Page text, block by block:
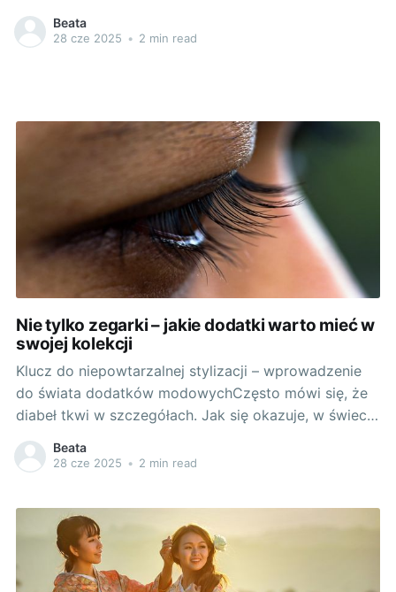
że sposób, w jaki się ubierasz, niejako zawiera
pewien przekaz. Czy jesteś osobą elegancką,
Beata
28 cze 2025 • 2 min read
Nie tylko zegarki – jakie dodatki warto mieć w
swojej kolekcji
Klucz do niepowtarzalnej stylizacji – wprowadzenie
do świata dodatków modowychCzęsto mówi się, że
diabeł tkwi w szczegółach. Jak się okazuje, w świecie
mody to stwierdzenie jest niezwykle trafne. To
właśnie dodatki potrafią całkowicie odmienić każdą
zegarkach, ale także
Beata
28 cze 2025 • 2 min read